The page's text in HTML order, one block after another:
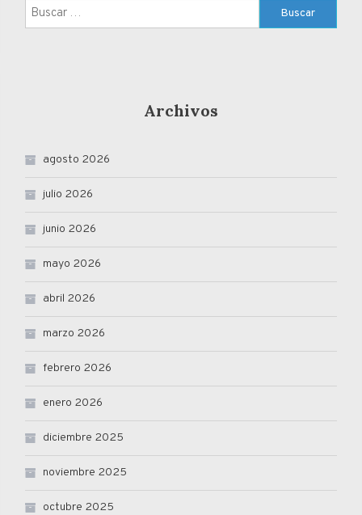
Buscar:
Archivos
agosto 2026
julio 2026
junio 2026
mayo 2026
abril 2026
marzo 2026
febrero 2026
enero 2026
diciembre 2025
noviembre 2025
octubre 2025